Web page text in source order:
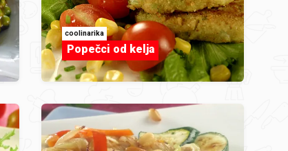
coolinarika
Popečci od kelja